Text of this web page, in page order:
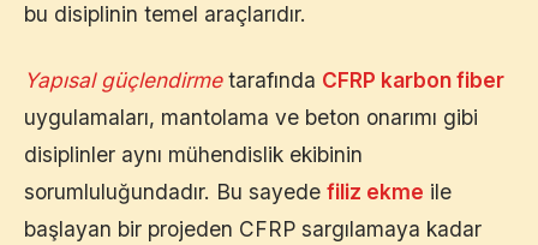
bu disiplinin temel araçlarıdır.
Yapısal güçlendirmetarafında CFRP karbon fiber
uygulamaları, mantolama ve beton onarımı gibi
disiplinler aynı mühendislik ekibinin
sorumluluğundadır. Bu sayede filiz ekme ile
başlayan bir projeden CFRP sargılamaya kadar